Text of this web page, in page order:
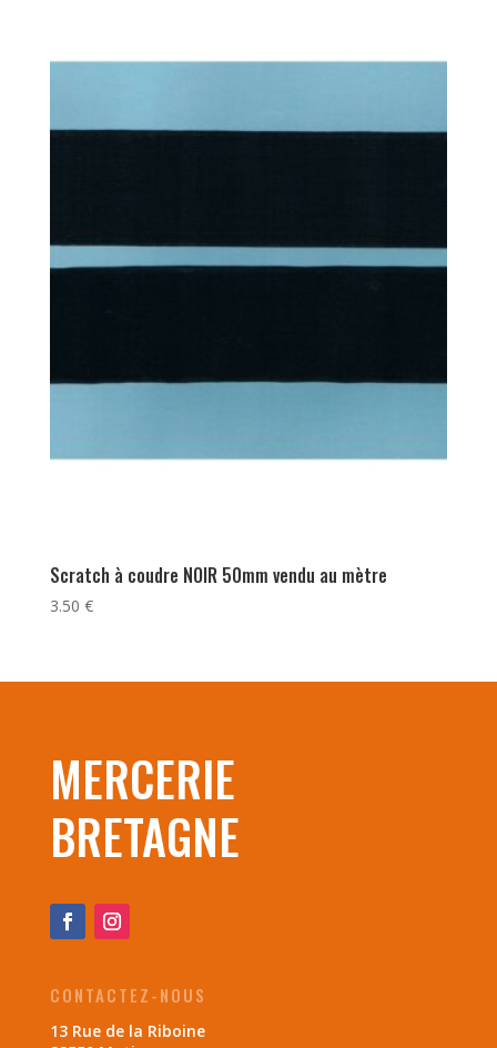
Scratch à coudre NOIR 50mm vendu au mètre
3.50 €
MERCERIE
BRETAGNE
CONTACTEZ-NOUS
13 Rue de la Riboine